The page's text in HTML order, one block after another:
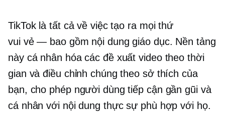
TikTok là tất cả về việc tạo ra mọi thứ
vui vẻ — bao gồm nội dung giáo dục. Nền tảng
này cá nhân hóa các đề xuất video theo thời
gian và điều chỉnh chúng theo sở thích của
bạn, cho phép người dùng tiếp cận gần gũi và
cá nhân với nội dung thực sự phù hợp với họ.